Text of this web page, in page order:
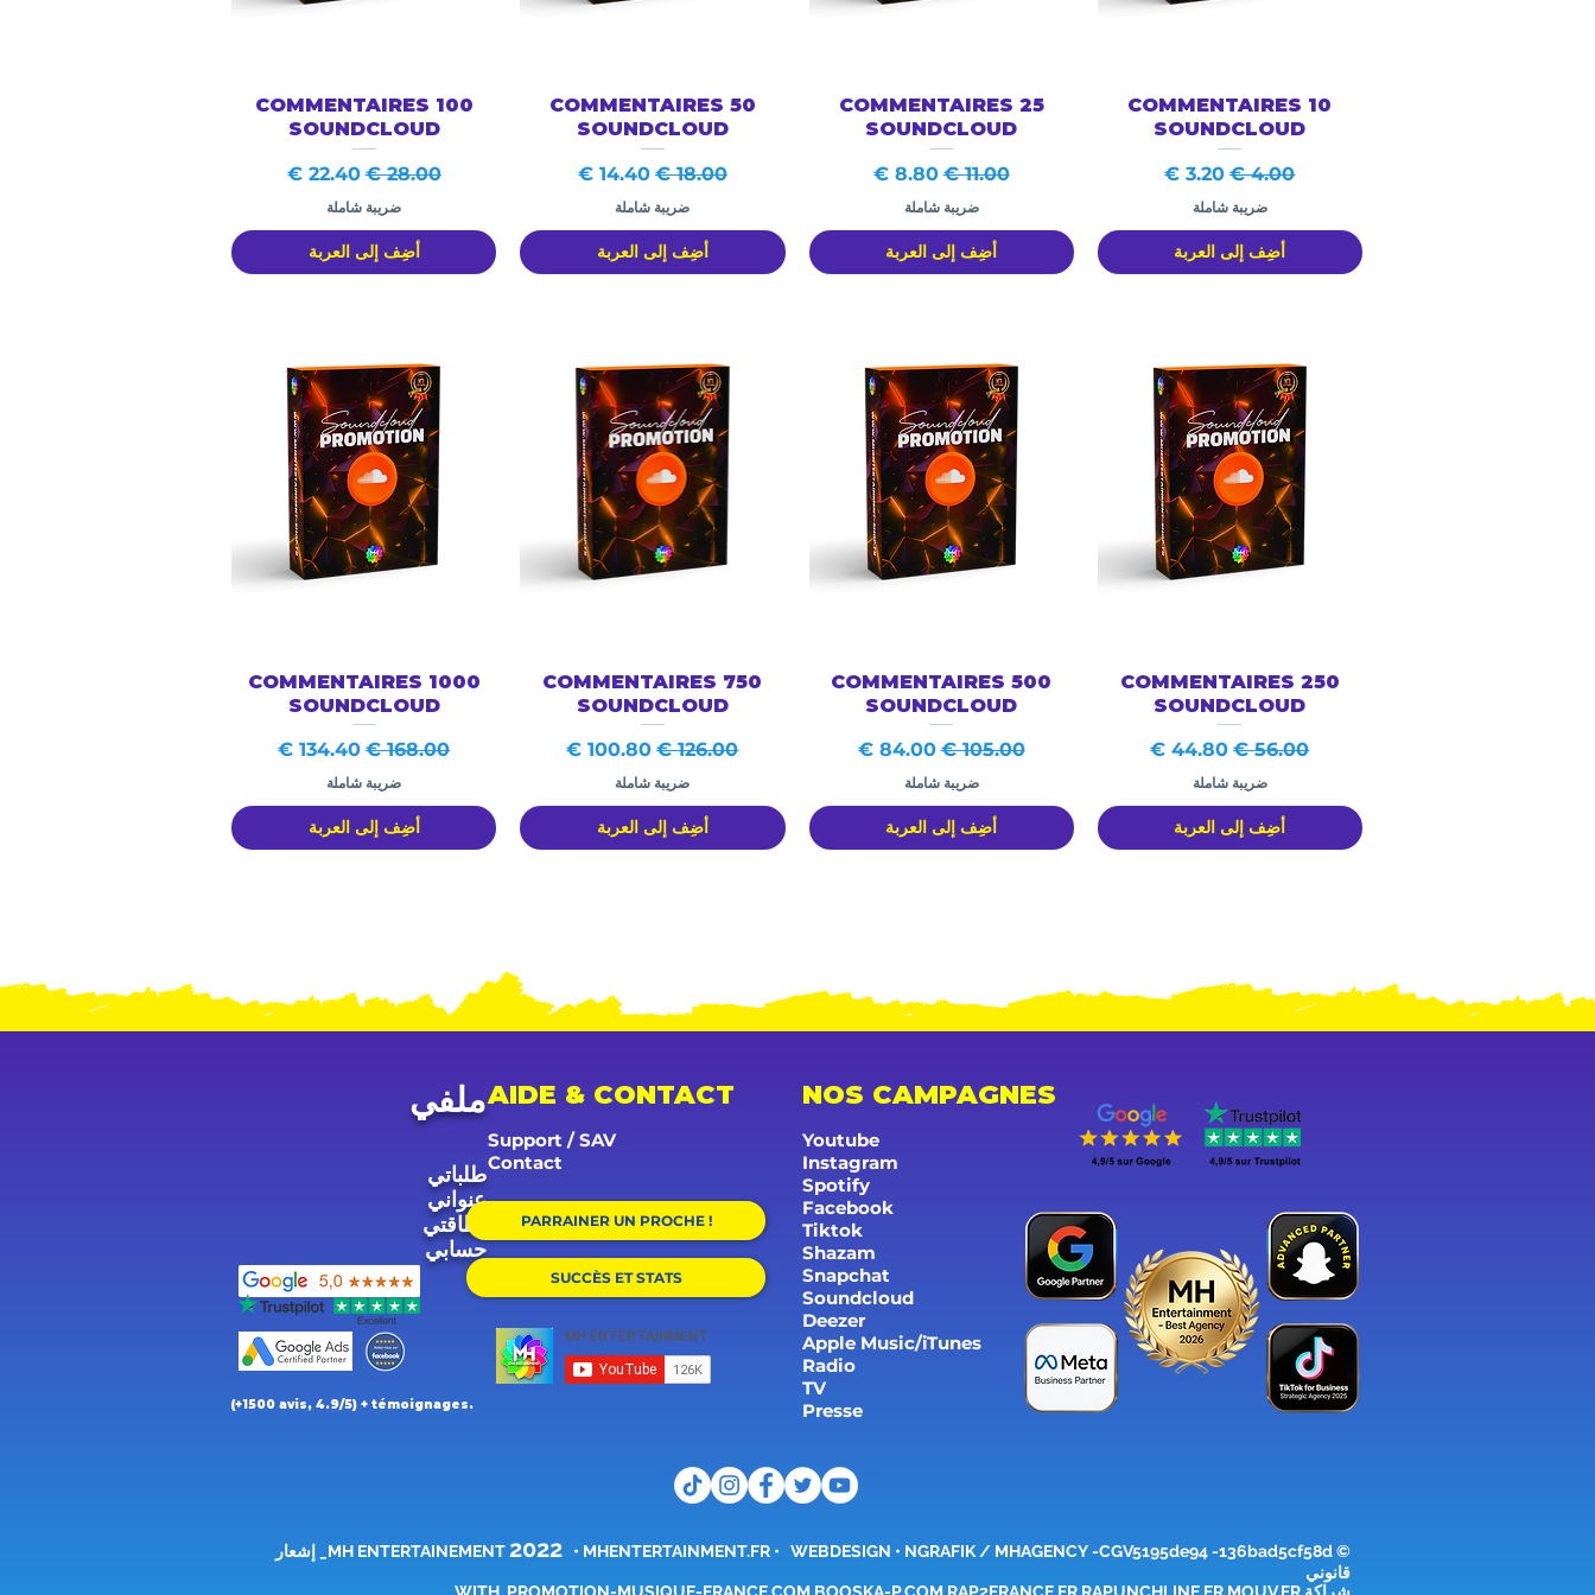
العرض السريع
10 COMMENTAIRES
SOUNDCLOUD
سعر عادي‏4.00 € سعر البيع
ضريبة شاملة
أضِف إلى العربة
العرض السريع
25 COMMENTAIRES
SOUNDCLOUD
سعر عادي‏11.00 € سعر البيع‏8.80 €
ضريبة شاملة
أضِف إلى العربة
العرض السريع
50 COMMENTAIRES
SOUNDCLOUD
سعر عادي‏18.00 € سعر البيع‏14.40 €
ضريبة شاملة
أضِف إلى العربة
العرض السريع
100 COMMENTAIRES
SOUNDCLOUD
سعر عادي‏28.00 € سعر البيع‏22.40 €
ضريبة شاملة
أضِف إلى العربة
العرض السريع
250 COMMENTAIRES
SOUNDCLOUD
سعر عادي‏56.00 € سعر البيع
ضريبة شاملة
أضِف إلى العربة
العرض السريع
500 COMMENTAIRES
SOUNDCLOUD
سعر عادي‏105.00 € سعر البيع‏84.00 €
ضريبة شاملة
أضِف إلى العربة
العرض السريع
750 COMMENTAIRES
SOUNDCLOUD
سعر عادي‏126.00 € سعر البيع
ضريبة شاملة
أضِف إلى العربة
العرض السريع
1000 COMMENTAIRES
SOUNDCLOUD
سعر عادي‏168.00 € سعر البيع
ضريبة شاملة
أضِف إلى العربة
ملفي
طلباتي
عنواني
بطاقتي
حسابي
AIDE & CONTACT
Support / SAV
Contact
PARRAINER UN PROCHE !
SUCCÈS ET STATS
(+1500 avis, 4.9/5) + témoignages.
NOS CAMPAGNES
Youtube
Instagram
Spotify
Facebook
Tiktok
Shazam
Snapchat
Soundcloud
Deezer
Apple Music/iTunes
Radio
TV
Presse
© MH ENTERTAINEMENT
2022 • MHENTERTAINMENT.FR • WEBDESIGN • NGRAFIK / MHAGENCY
-CGV5195de94 -136bad5cf58d_ إشعار
قانوني